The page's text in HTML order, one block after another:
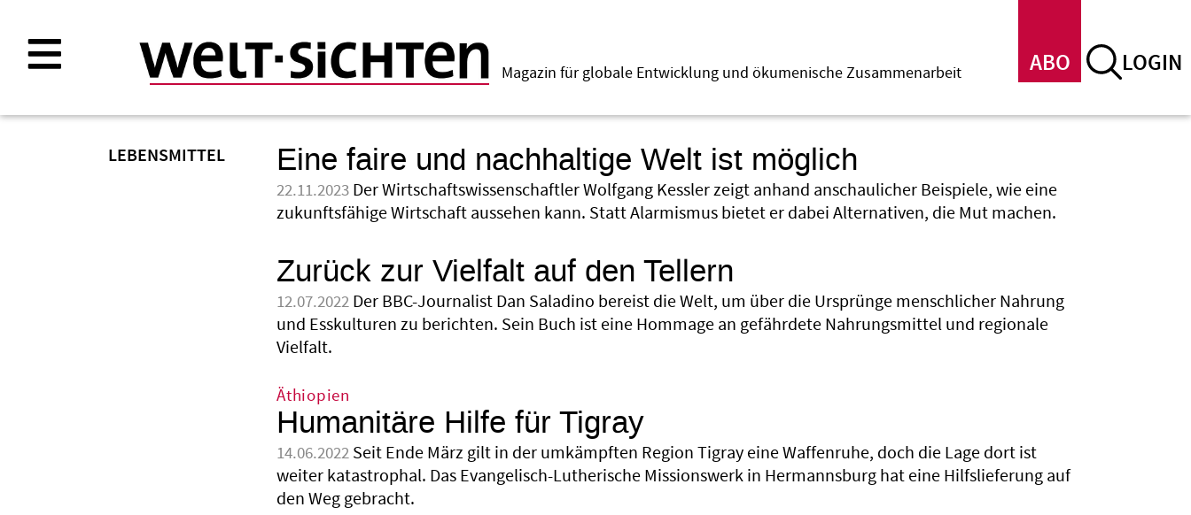
Inhalt
ABO LOGIN
Magazin für globale Entwicklung und ökumenische Zusammenarbeit
LEBENSMITTEL Eine faire und nachhaltige Welt ist möglich
22.11.2023 Der Wirtschaftswissenschaftler Wolfgang Kessler zeigt anhand anschaulicher Beispiele, wie eine
zukunftsfähige Wirtschaft aussehen kann. Statt Alarmismus bietet er dabei Alternativen, die Mut machen.
Zurück zur Vielfalt auf den Tellern
12.07.2022 Der BBC-Journalist Dan Saladino bereist die Welt, um über die Ursprünge menschlicher Nahrung
und Esskulturen zu berichten. Sein Buch ist eine Hommage an gefährdete Nahrungsmittel und regionale
Vielfalt.
Äthiopien
Humanitäre Hilfe für Tigray
14.06.2022 Seit Ende März gilt in der umkämpften Region Tigray eine Waffenruhe, doch die Lage dort ist
weiter katastrophal. Das Evangelisch-Lutherische Missionswerk in Hermannsburg hat eine Hilfslieferung auf
den Weg gebracht.